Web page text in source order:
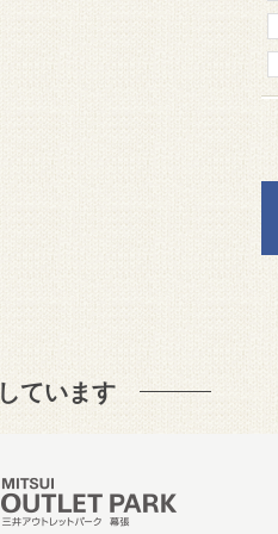
ています